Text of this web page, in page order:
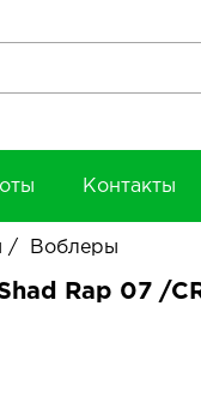
Контакты
/ Воблеры
Rap 07 /